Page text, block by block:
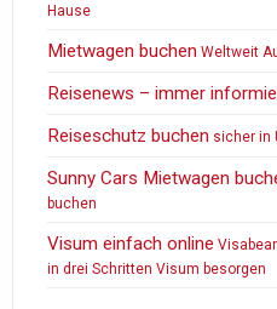
Hause
Mietwagen buchen Weltweit
Reisenews – immer
Reiseschutz buchen sicher in
Sunny Cars Mietwagen
buchen
Visum einfach online
in drei Schritten Visum besorgen